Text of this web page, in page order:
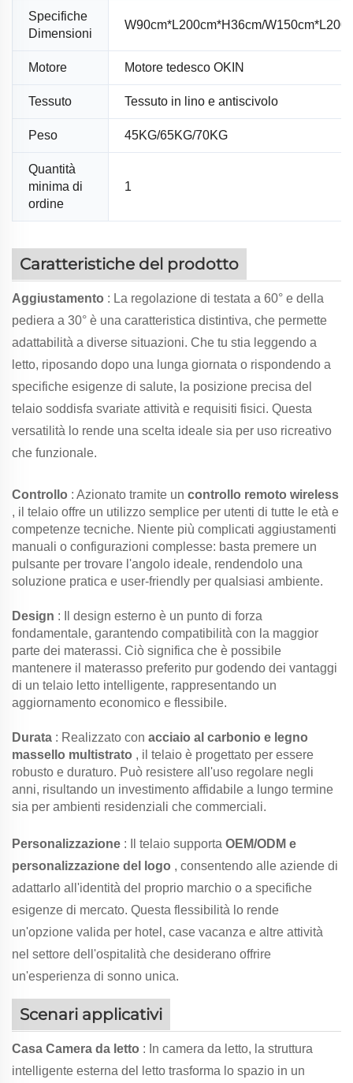
Specifiche
Dimensioni
W90cm*L200cm*H36cm/
Motore Motore tedesco OKIN
Tessuto Tessuto in lino e antiscivolo
Peso 45KG/65KG/70KG
Quantità
minima di
ordine
1
Caratteristiche del prodotto
Aggiustamento : La regolazione di testata a 60° e della
pediera a 30° è una caratteristica distintiva, che permette
adattabilità a diverse situazioni. Che tu stia leggendo a
letto, riposando dopo una lunga giornata o rispondendo a
specifiche esigenze di salute, la posizione precisa del
telaio soddisfa svariate attività e requisiti fisici. Questa
versatilità lo rende una scelta ideale sia per uso ricreativo
che funzionale.
Controllo : Azionato tramite un controllo remoto wireless
, il telaio offre un utilizzo semplice per utenti di tutte le età e
competenze tecniche. Niente più complicati aggiustamenti
manuali o configurazioni complesse: basta premere un
pulsante per trovare l'angolo ideale, rendendolo una
soluzione pratica e user-friendly per qualsiasi ambiente.
Design : Il design esterno è un punto di forza
fondamentale, garantendo compatibilità con la maggior
parte dei materassi. Ciò significa che è possibile
mantenere il materasso preferito pur godendo dei vantaggi
di un telaio letto intelligente, rappresentando un
aggiornamento economico e flessibile.
Durata : Realizzato con acciaio al carbonio e legno
massello multistrato , il telaio è progettato per essere
robusto e duraturo. Può resistere all'uso regolare negli
anni, risultando un investimento affidabile a lungo termine
sia per ambienti residenziali che commerciali.
Personalizzazione : Il telaio supporta OEM/ODM e
personalizzazione del logo , consentendo alle aziende di
adattarlo all'identità del proprio marchio o a specifiche
esigenze di mercato. Questa flessibilità lo rende
un'opzione valida per hotel, case vacanza e altre attività
nel settore dell'ospitalità che desiderano offrire
un'esperienza di sonno unica.
Scenari applicativi
Casa Camera da letto : In camera da letto, la struttura
intelligente esterna del letto trasforma lo spazio in un